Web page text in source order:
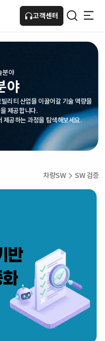
고객센터
분야
야
리티 산업을 이끌어갈 기술 역량을
제공합니다.
제공하는 과정을 탐색해보세요.
차량SW SW 검증